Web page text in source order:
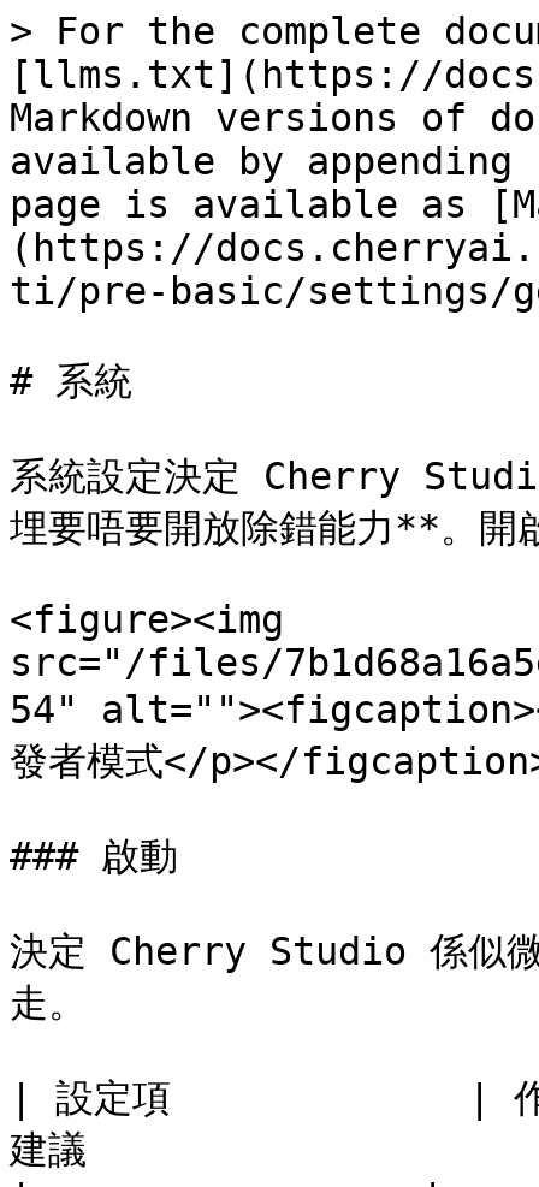
> For the complete
[llms.txt](https://
Markdown versions of
available by
page is available as
(https://
ti/pre-basic/settings/
# 系統
系統設定決定 Cherry
埋要唔要開放除錯能力**。
<figure><img
src="/files/
54"
發者模式</p></
### 啟動
決定 Cherry Studio 係似微
走。
| 設定項
建議